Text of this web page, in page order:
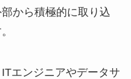
から積極的に取り込
エンジニアやデータサ